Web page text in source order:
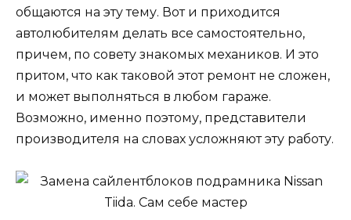
общаются на эту тему. Вот и приходится
автолюбителям делать все самостоятельно,
причем, по совету знакомых механиков. И это
притом, что как таковой этот ремонт не сложен,
и может выполняться в любом гараже.
Возможно, именно поэтому, представители
производителя на словах усложняют эту работу.